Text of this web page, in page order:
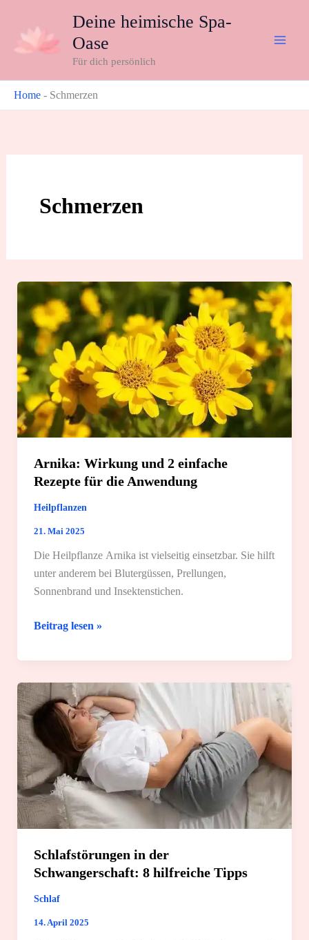
springen
Deine heimische Spa-
Oase
Für dich persönlich
Home - Schmerzen
Schmerzen
Arnika: Wirkung und 2 einfache
Rezepte für die Anwendung
Heilpflanzen
21. Mai 2025
Die Heilpflanze Arnika ist vielseitig einsetzbar. Sie hilft
unter anderem bei Blutergüssen, Prellungen,
Sonnenbrand und Insektenstichen.
Arnika:
und
einfache
Rezepte
für
die
Anwendung
Beitrag lesen »
Schlafstörungen in der
Schwangerschaft: 8 hilfreiche Tipps
Schlaf
14. April 2025